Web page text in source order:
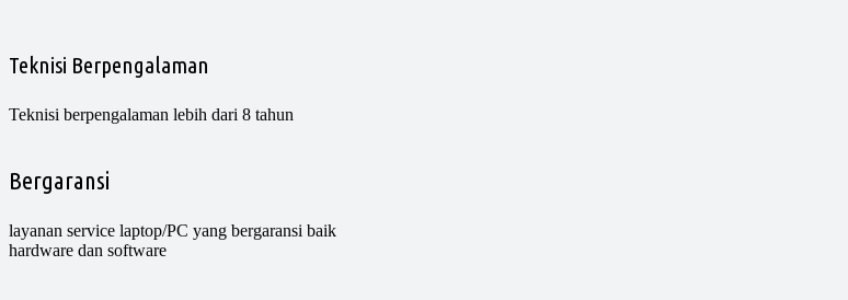
Teknisi Berpengalaman
Teknisi berpengalaman lebih dari 8 tahun
Bergaransi
layanan service laptop/PC yang bergaransi baik
hardware dan software